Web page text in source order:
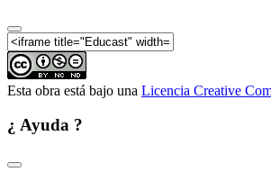
Esta obra está bajo una Licencia Creative
¿ Ayuda ?